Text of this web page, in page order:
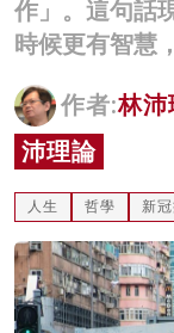
科技
影片
名家榜
灼見活動
關於我們
作」。這句話
時候更有智慧
作者:林沛
沛理論
人生 哲學 新